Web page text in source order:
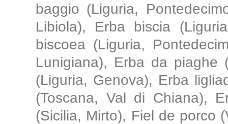
baggio (Liguria,
Libiola), Erba biscia
biscoea (Liguria,
Lunigiana), Erba da piaghe
(Liguria, Genova), Erba
(Toscana, Val di Chiana),
(Sicilia, Mirto), Fiel de porco